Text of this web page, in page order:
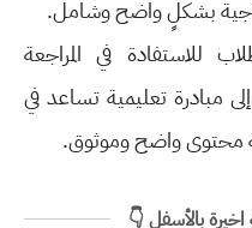
بشكلٍ واضح وشامل.
للاستفادة في المراجعة
مبادرة تعليمية تساعد في
محتوى واضح وموثوق.
بالأسفل 👇